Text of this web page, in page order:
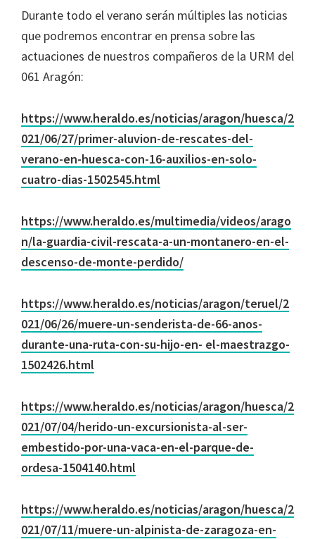
Durante todo el verano serán múltiples las noticias
que podremos encontrar en prensa sobre las
actuaciones de nuestros compañeros de la URM del
061 Aragón:
https://www.heraldo.es/noticias/aragon/huesca/2
021/06/27/primer-aluvion-de-rescates-del-
verano-en-huesca-con-16-auxilios-en-solo-
cuatro-dias-1502545.html
https://www.heraldo.es/multimedia/videos/arago
n/la-guardia-civil-rescata-a-un-montanero-en-el-
descenso-de-monte-perdido/
https://www.heraldo.es/noticias/aragon/teruel/2
021/06/26/muere-un-senderista-de-66-anos-
durante-una-ruta-con-su-hijo-en- el-maestrazgo-
1502426.html
https://www.heraldo.es/noticias/aragon/huesca/2
021/07/04/herido-un-excursionista-al-ser-
embestido-por-una-vaca-en-el-parque-de-
ordesa-1504140.html
https://www.heraldo.es/noticias/aragon/huesca/2
021/07/11/muere-un-alpinista-de-zaragoza-en-